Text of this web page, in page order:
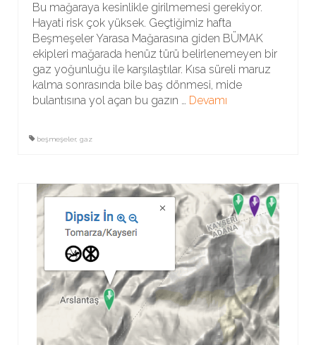
Bu mağaraya kesinlikle girilmemesi gerekiyor.
Hayati risk çok yüksek. Geçtiğimiz hafta
Beşmeşeler Yarasa Mağarasına giden BÜMAK
ekipleri mağarada henüz türü belirlenemeyen bir
gaz yoğunluğu ile karşılaştılar. Kısa süreli maruz
kalma sonrasında bile baş dönmesi, mide
bulantısına yol açan bu gazın … Devamı
beşmeşeler, gaz